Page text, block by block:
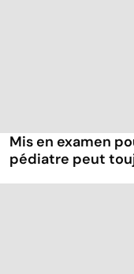
Mis en examen
pédiatre peut